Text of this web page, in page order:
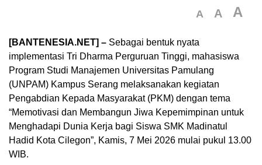
A A A
[BANTENESIA.NET] – Sebagai bentuk nyata
implementasi Tri Dharma Perguruan Tinggi, mahasiswa
Program Studi Manajemen Universitas Pamulang
(UNPAM) Kampus Serang melaksanakan kegiatan
Pengabdian Kepada Masyarakat (PKM) dengan tema
“Memotivasi dan Membangun Jiwa Kepemimpinan untuk
Menghadapi Dunia Kerja bagi Siswa SMK Madinatul
Hadid Kota Cilegon”, Kamis, 7 Mei 2026 mulai pukul 13.00
WIB.